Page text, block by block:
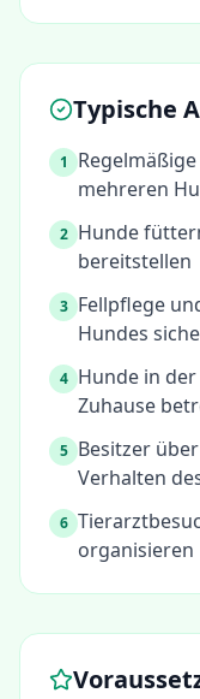
Typische
1
mehreren
2 Hunde
bereitstellen
3 Fellpflege
Hundes
4 Hunde in
Zuhause
5 Besitzer
Verhalten
6
organisieren